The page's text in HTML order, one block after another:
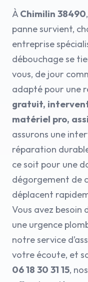
ÀChimilin 38490
panne survient,
entreprise
débouchage se
vous, de jour
adapté pour une
gratuit,
matériel pro,
assurons une
réparation
ce soit pour une
dégorgement de
déplacent
Vous avez besoin
une urgence
notre service
votre écoute, et
06 18 30 31 15,